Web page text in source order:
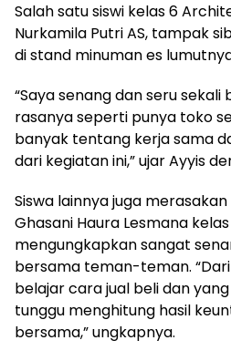
Salah satu siswi kelas 6
Nurkamila Putri AS, tampak
di stand minuman es
“Saya senang dan seru sekali
rasanya seperti punya toko
banyak tentang kerja sama
dari kegiatan ini,” ujar Ayyis
Siswa lainnya juga
Ghasani Haura Lesmana
mengungkapkan sangat
bersama teman-teman.
belajar cara jual beli dan
tunggu menghitung hasil
bersama,” ungkapnya.